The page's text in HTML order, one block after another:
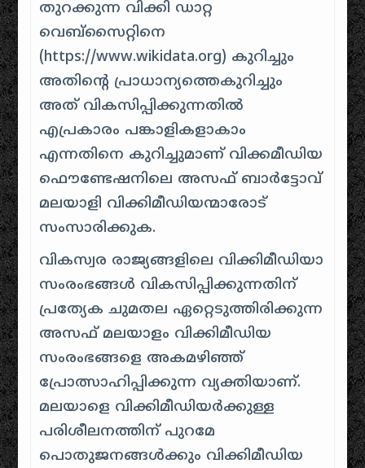
തുറക്കുന്ന വിക്കി ഡാറ്റ
വെബ്സൈറ്റിനെ
(https://www.wikidata.org) കുറിച്ചും
അതിന്റെ പ്രാധാന്യത്തെകുറിച്ചും
അത് വികസിപ്പിക്കുന്നതില്‍
എപ്രകാരം പങ്കാളികളാകാം
എന്നതിനെ കുറിച്ചുമാണ് വിക്കമീഡിയ
ഫൌണ്ടേഷനിലെ അസഫ് ബാര്‍ട്ടോവ്
മലയാളി വിക്കിമീഡിയന്മാരോട്
സംസാരിക്കുക.
വികസ്വര രാജ്യങ്ങളിലെ വിക്കിമീഡിയാ
സംരംഭങ്ങള്‍ വികസിപ്പിക്കുന്നതിന്
പ്രത്യേക ചുമതല ഏറ്റെടുത്തിരിക്കുന്ന
അസഫ് മലയാളം വിക്കിമീഡിയ
സംരംഭങ്ങളെ അകമഴിഞ്ഞ്
പ്രോത്സാഹിപ്പിക്കുന്ന വ്യക്തിയാണ്.
മലയാളെ വിക്കിമീഡിയര്‍ക്കുള്ള
പരിശീലനത്തിന് പുറമേ
പൊതുജനങ്ങള്‍ക്കും വിക്കിമീഡിയ